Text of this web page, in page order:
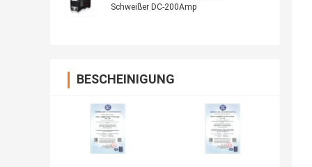
Schweißer DC-200Amp
BESCHEINIGUNG